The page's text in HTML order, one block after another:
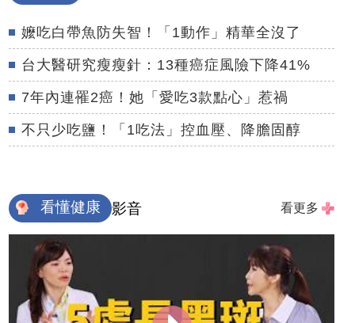
嬤吃白帶魚防失智！「1動作」精華全沒了
台大醫研究瘦瘦針：13種癌症風險下降41%
7年內連罹2癌！她「愛吃3款點心」惹禍
不只少吃鹽！「1吃法」控血壓、降膽固醇
看懂健康 影音 看更多